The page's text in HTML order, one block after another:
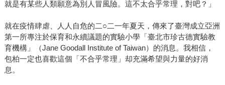
就是有某些人類願意為別人冒風險。這不太合乎常理，對吧？」
就在疫情肆虐、人人自危的二○二一年夏天，傳來了臺灣成立亞洲
第一所專注於保育和永續議題的實驗小學「臺北市珍古德實驗教
育機構」（Jane Goodall Institute of Taiwan）的消息。我相信，
包柏一定也喜歡這個「不合乎常理」却充滿希望與力量的好消
息。